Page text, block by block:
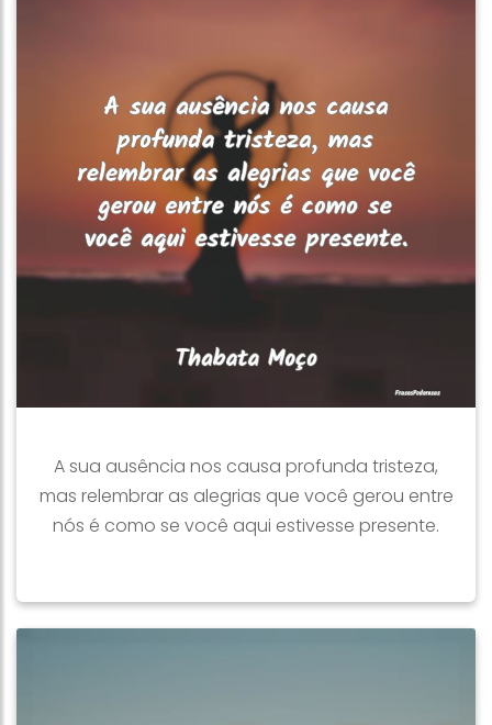
A sua ausência nos causa profunda tristeza,
mas relembrar as alegrias que você gerou entre
nós é como se você aqui estivesse presente.